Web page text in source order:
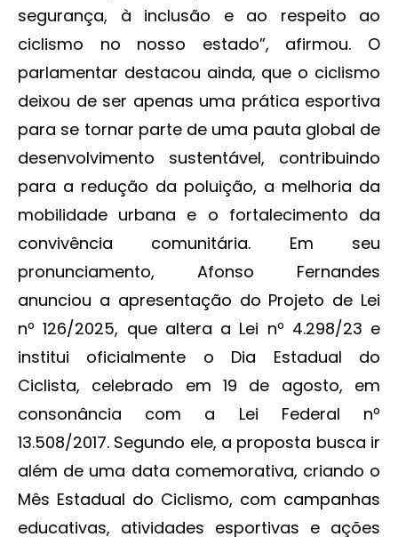
segurança, à inclusão e ao respeito ao
ciclismo no nosso estado”, afirmou. O
parlamentar destacou ainda, que o ciclismo
deixou de ser apenas uma prática esportiva
para se tornar parte de uma pauta global de
desenvolvimento sustentável, contribuindo
para a redução da poluição, a melhoria da
mobilidade urbana e o fortalecimento da
convivência comunitária. Em seu
pronunciamento, Afonso Fernandes
anunciou a apresentação do Projeto de Lei
nº 126/2025, que altera a Lei nº 4.298/23 e
institui oficialmente o Dia Estadual do
Ciclista, celebrado em 19 de agosto, em
consonância com a Lei Federal nº
13.508/2017. Segundo ele, a proposta busca ir
além de uma data comemorativa, criando o
Mês Estadual do Ciclismo, com campanhas
educativas, atividades esportivas e ações